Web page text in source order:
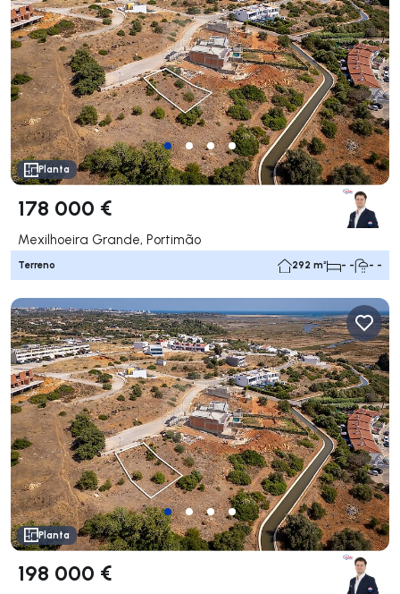
Planta
178 000 €
Mexilhoeira Grande, Portimão
Terreno 292 m² - - - -
Planta
198 000 €